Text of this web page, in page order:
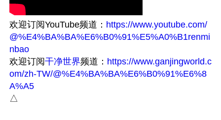
欢迎订阅YouTube频道： https://www.youtube.com/
@%E4%BA%BA%E6%B0%91%E5%A0%B1renmi
nbao
欢迎订阅干净世界频道： https://www.ganjingworld.c
om/zh-TW/@%E4%BA%BA%E6%B0%91%E6%8
A%A5